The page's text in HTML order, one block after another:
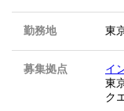
勤務地 東
募集拠点
イ
東
ク